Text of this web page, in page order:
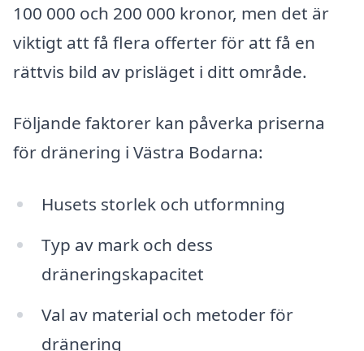
100 000 och 200 000 kronor, men det är
viktigt att få flera offerter för att få en
rättvis bild av prisläget i ditt område.
Följande faktorer kan påverka priserna
för dränering i Västra Bodarna:
Husets storlek och utformning
Typ av mark och dess
dräneringskapacitet
Val av material och metoder för
dränering